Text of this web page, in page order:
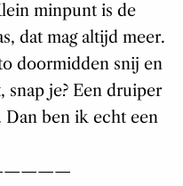
minpunt is de
dat mag altijd meer.
doormidden snij en
snap je? Een druiper
Dan ben ik echt een